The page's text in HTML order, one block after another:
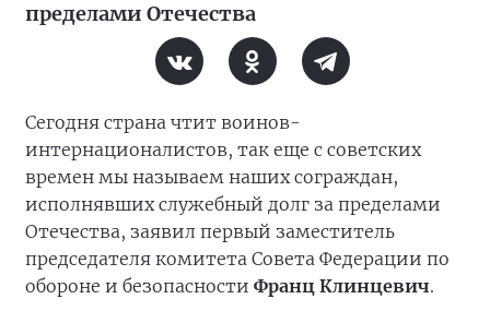
пределами Отечества
Сегодня страна чтит воинов-
интернационалистов, так еще с советских
времен мы называем наших сограждан,
исполнявших служебный долг за пределами
Отечества, заявил первый заместитель
председателя комитета Совета Федерации по
обороне и безопасности Франц Клинцевич.